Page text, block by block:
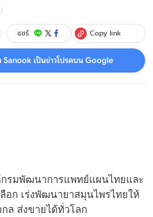
แชร์ Copy link
Sanook เป็นข่าวโปรดบน Google
กรมพัฒนาการแพทย์แผนไทยและ
อก เร่งพัฒนายาสมุนไพรไทยให้
ล ส่งขายได้ทั่วโลก